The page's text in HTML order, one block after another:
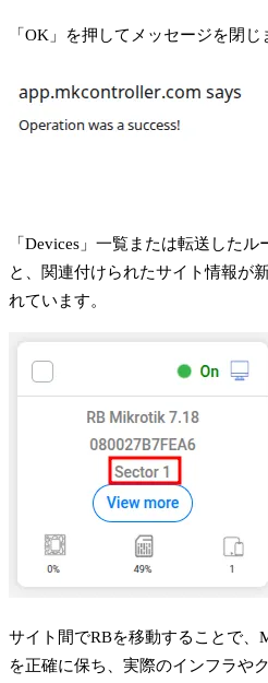
「OK」を押してメッセージを閉じ
「Devices」一覧または転送した
と、関連付けられたサイト情報が
れています。
サイト間でRBを移動することで、
を正確に保ち、実際のインフラや